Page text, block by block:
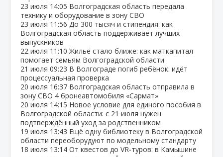
23 июля 14:05 Волгоградская область передала
технику и оборудование в зону СВО
23 июля 11:56 До 300 тысяч и стипендия: как
Волгоградская область поддерживает лучших
выпускников
22 июля 11:10 Жильё стало ближе: как маткапитал
помогает семьям Волгоградской области
21 июля 09:23 В Волгограде погиб ребёнок: идёт
процессуальная проверка
20 июля 16:37 Волгоградская область отправила в
зону СВО 4 бронеавтомобиля «Сармат»
20 июля 14:15 Новое условие для единого пособия в
Волгоградской области: с 21 июля нужен
подтверждённый уход за родственником
19 июля 13:43 Ещё одну библиотеку в Волгоградской
области переоборудуют по модельному стандарту
18 июля 13:14 От квестов до VR‑туров: в Камышине